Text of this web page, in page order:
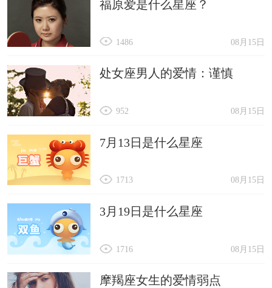
福原爱是什么星座？
08月15日
1486
处女座男人的爱情：谨慎
08月15日
952
7月13日是什么星座
08月15日
1713
3月19日是什么星座
08月15日
1716
摩羯座女生的爱情弱点